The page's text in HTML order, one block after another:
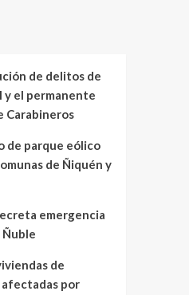
de delitos de
y el permanente
Carabineros
de parque eólico
de Ñiquén y
emergencia
Ñuble
de
por